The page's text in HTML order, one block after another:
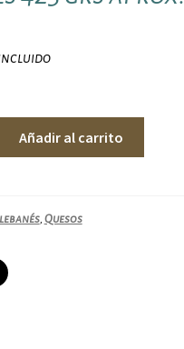
Añadir al carrito
, Quesos